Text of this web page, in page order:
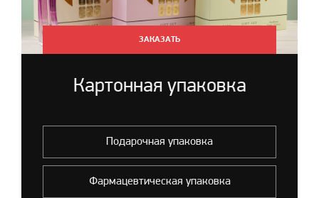
ЗАКАЗАТЬ
Картонная упаковка
Подарочная упаковка
Фармацевтическая упаковка